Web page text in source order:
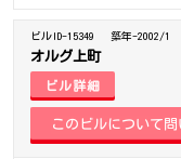
ビルID-15349 築年-2002/1
オルグ上町
ビル詳細